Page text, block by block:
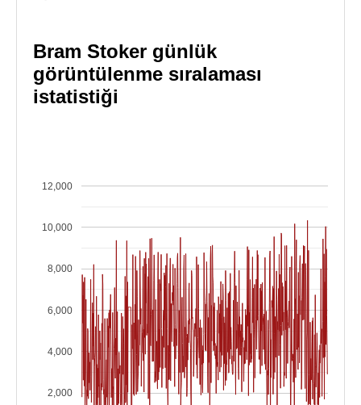
Bram Stoker günlük
görüntülenme sıralaması
istatistiği
2,000
4,000
6,000
8,000
10,000
12,000